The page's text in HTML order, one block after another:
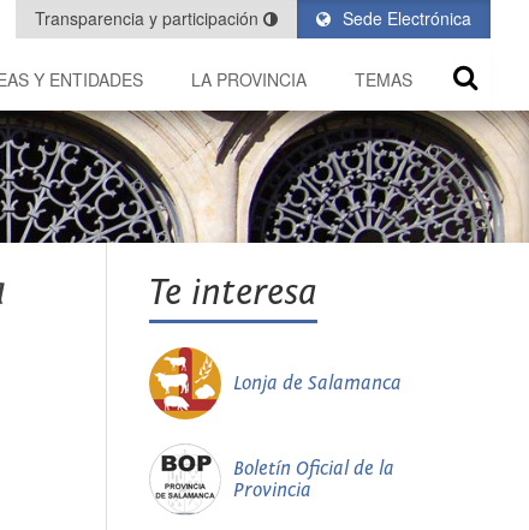
Sede Electrónica
Transparencia y participación
Y ENTIDADES LA PROVINCIA TEMAS
Te interesa
Lonja de Salamanca
Boletín Oficial de la
Provincia